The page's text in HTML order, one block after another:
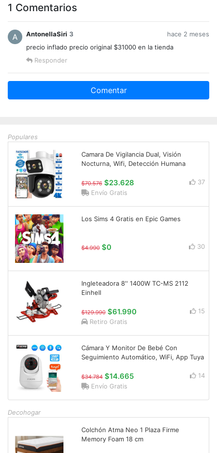
1 Comentarios
AntonellaSiri 3
hace 2 meses
precio inflado precio original $31000 en la tienda
Responder
Comentar
Populares
Camara De Vigilancia Dual, Visión
Nocturna, Wifi, Detección Humana
$70.576 $23.628
37
Envío Gratis
Los Sims 4 Gratis en Epic Games
$4.990 $0 30
Ingleteadora 8'' 1400W TC-MS 2112
Einhell
$129.990 $61.990
15
Retiro Gratis
Cámara Y Monitor De Bebé Con
Seguimiento Automático, WiFi, App Tuya
$34.784 $14.665
14
Envío Gratis
Decohogar
Colchón Atma Neo 1 Plaza Firme
Memory Foam 18 cm